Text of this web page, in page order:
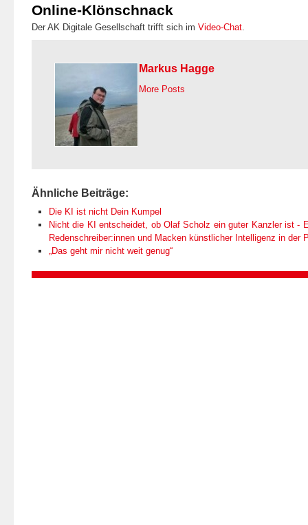
Online-Klönschnack
Der AK Digitale Gesellschaft trifft sich im Video-Chat
Markus Hagge
More Posts
Ähnliche Beiträge:
Die KI ist nicht Dein Kumpel
Nicht die KI entscheidet, ob Olaf Scholz ein guter Kanzler ist -
Redenschreiber:innen und Macken künstlicher Intelligenz in der
„Das geht mir nicht weit genug“